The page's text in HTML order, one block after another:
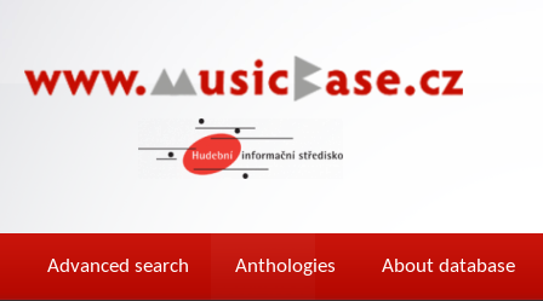
Advanced search Anthologies About database